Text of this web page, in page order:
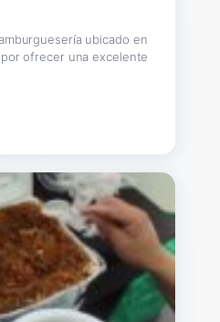
ubicado en
ofrecer una excelente